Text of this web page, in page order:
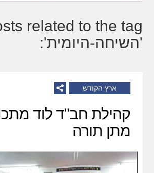
related to the tag
'השיחה-היומית':
ארץ הקודש
קהילת חב"ד לוד
מתן תורה